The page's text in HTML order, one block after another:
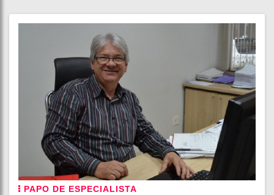
PAPO DE ESPECIALISTA